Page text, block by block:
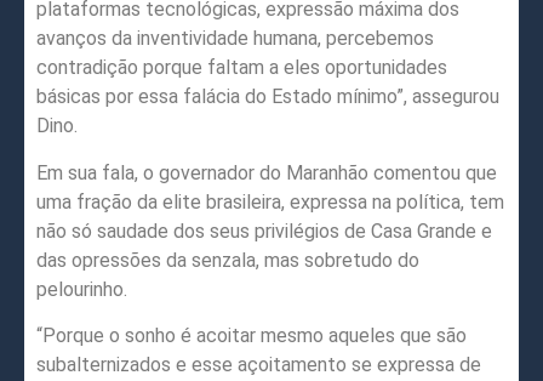
plataformas tecnológicas, expressão máxima dos
avanços da inventividade humana, percebemos
contradição porque faltam a eles oportunidades
básicas por essa falácia do Estado mínimo”, assegurou
Dino.
Em sua fala, o governador do Maranhão comentou que
uma fração da elite brasileira, expressa na política, tem
não só saudade dos seus privilégios de Casa Grande e
das opressões da senzala, mas sobretudo do
pelourinho.
“Porque o sonho é acoitar mesmo aqueles que são
subalternizados e esse açoitamento se expressa de